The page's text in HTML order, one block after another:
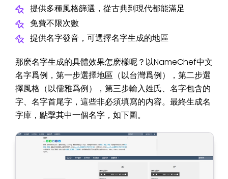
提供多種風格篩選，從古典到現代都能滿足
免費不限次數
提供名字發音，可選擇名字生成的地區
那麽名字生成的具體效果怎麽樣呢？以NameChef中文
名字爲例，第一步選擇地區（以台灣爲例），第二步選
擇風格（以儒雅爲例），第三步輸入姓氏、名字包含的
字、名字首尾字，這些非必須填寫的内容。最終生成名
字庫，點擊其中一個名字，如下圖。